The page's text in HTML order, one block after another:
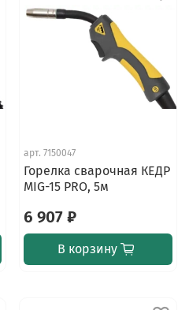
арт. 7150047
Горелка сварочная КЕДР
MIG-15 PRO, 5м
6 907 ₽
В корзину